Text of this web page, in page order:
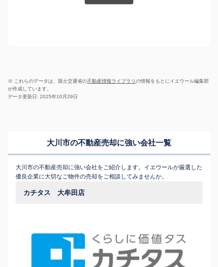
※ これらのデータは、国土交通省の不動産情報ライブラリの情報をもとにイエウール編集部
が作成しています。
データ更新日: 2025年10月29日
大川市の不動産売却に強い会社一覧
大川市の不動産売却に強い会社をご紹介します。イエウールが厳選した
優良企業に大切なご物件の売却をご相談してみませんか。
カチタス 大牟田店